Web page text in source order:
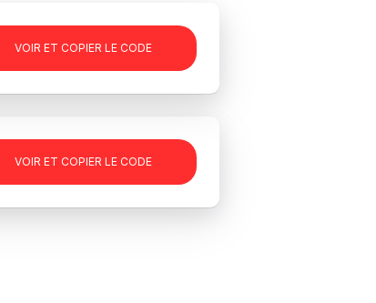
VOIR ET COPIER LE CODE
JANUARY5
VOIR ET COPIER LE CODE